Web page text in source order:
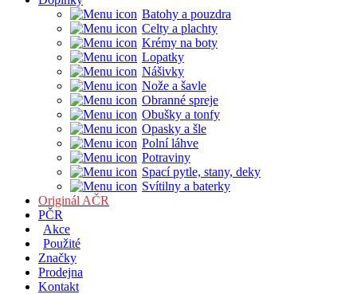
Batohy a pouzdra
Celty a plachty
Krémy na boty
Lopatky
Nášivky
Nože a šavle
Obranné spreje
Obušky a tonfy
Opasky a šle
Polní láhve
Potraviny
Spací pytle, stany, deky
Svítilny a baterky
Originál AČR
PČR
Akce
Použité
Značky
Prodejna
Kontakt